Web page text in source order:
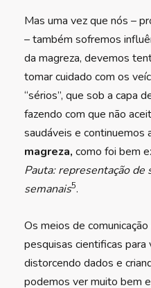
Mas uma vez que nós –
– também sofremos
da magreza, devemos
tomar cuidado com os
“sérios”, que sob a capa
fazendo com que não
saudáveis e continuemos
magreza, como foi bem
Pauta: representação
semanais5.
Os meios de
pesquisas cientificas
distorcendo dados e
podemos ver muito bem